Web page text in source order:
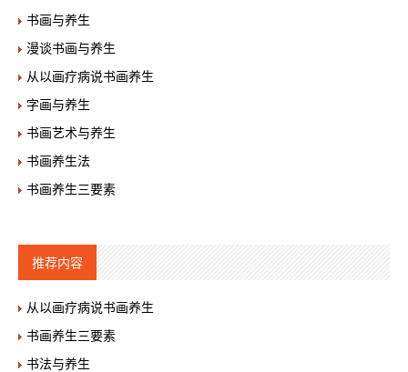
书画与养生
漫谈书画与养生
从以画疗病说书画养生
字画与养生
书画艺术与养生
书画养生法
书画养生三要素
推荐内容
从以画疗病说书画养生
书画养生三要素
书法与养生